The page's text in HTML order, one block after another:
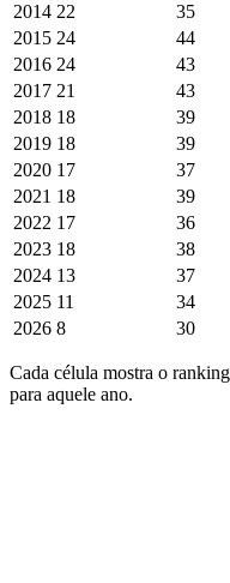
2014 22 35
2015 24 44
2016 24 43
2017 21 43
2018 18 39
2019 18 39
2020 17 37
2021 18 39
2022 17 36
2023 18 38
2024 13 37
2025 11 34
2026 8 30
Cada célula mostra o
para aquele ano.